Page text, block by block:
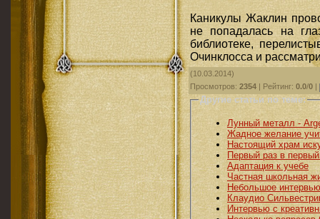
Каникулы Жаклин
не попадалась на
библиотеке,
Очинклосса и
(10.03.2014)
Просмотров: 2354 Рейтинг: 0.0/0
Другие статьи по теме:
Лунный металл -
Жадное желание
Настоящий храм
Первый раз в
Адаптация к учебе
Частная школьная
Небольшое
Клаудио
Интервью с